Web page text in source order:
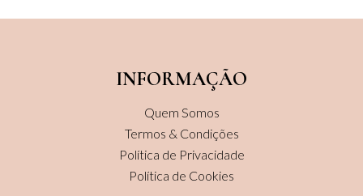
INFORMAÇÃO
Quem Somos
Termos & Condições
Política de Privacidade
Política de Cookies